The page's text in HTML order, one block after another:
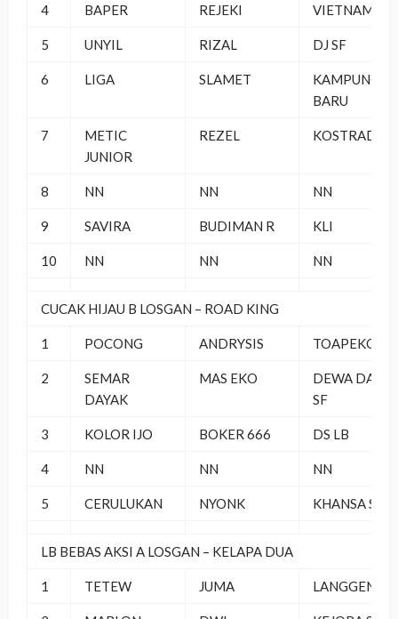
4 BAPER REJEKI VIETNAM SF
5 UNYIL RIZAL DJ SF
6 LIGA SLAMET
KAMPUNG
BARU
7
METIC
JUNIOR
REZEL KOSTRAD
8 NN NN NN
9 SAVIRA BUDIMAN R KLI
10 NN NN NN
CUCAK HIJAU B LOSGAN – ROAD KING
1 POCONG ANDRYSIS TOAPEKONG
2
SEMAR
DAYAK
MAS EKO
DEWA DARU
SF
3 KOLOR IJO BOKER 666 DS LB
4 NN NN NN
5 CERULUKAN NYONK KHANSA SF
LB BEBAS AKSI A LOSGAN – KELAPA DUA
1 TETEW JUMA LANGGENG